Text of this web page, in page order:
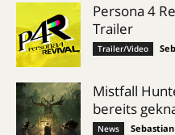
Persona 4
Trailer
Trailer/Video
Mistfall
bereits
News